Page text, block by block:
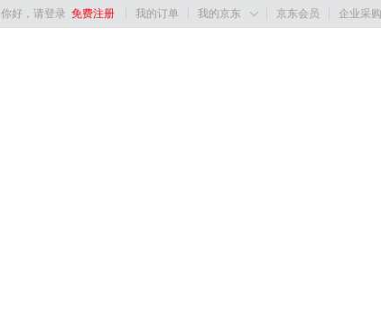
你好，请登录 免费注册 我的订单 我的京东  京东会员
企业采购